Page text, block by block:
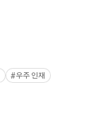
#우주 인재